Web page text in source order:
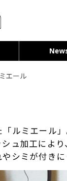
エール
ルミエール」
ュ加工によ
シミが付きに